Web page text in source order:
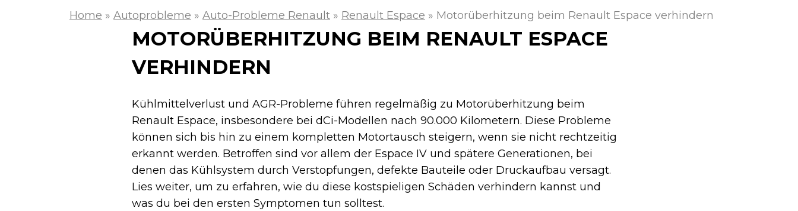
Home » Autoprobleme » Auto-Probleme Renault » Renault Espace » Motorüberhitzung beim Renault Espace verhindern
MOTORÜBERHITZUNG BEIM RENAULT ESPACE
VERHINDERN
Kühlmittelverlust und AGR-Probleme führen regelmäßig zu Motorüberhitzung beim
Renault Espace, insbesondere bei dCi-Modellen nach 90.000 Kilometern. Diese Probleme
können sich bis hin zu einem kompletten Motortausch steigern, wenn sie nicht rechtzeitig
erkannt werden. Betroffen sind vor allem der Espace IV und spätere Generationen, bei
denen das Kühlsystem durch Verstopfungen, defekte Bauteile oder Druckaufbau versagt.
Lies weiter, um zu erfahren, wie du diese kostspieligen Schäden verhindern kannst und
was du bei den ersten Symptomen tun solltest.